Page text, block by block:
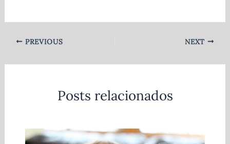
PREVIOUS NEXT
Posts relacionados